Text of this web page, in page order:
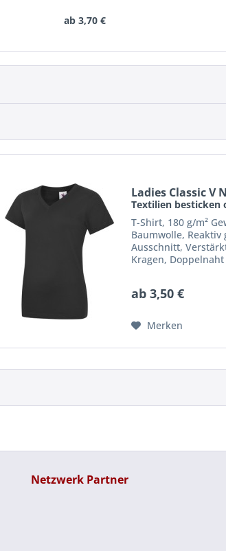
ab 3,70 €
Ladies Classic V
T-Shirt, 180 g/m²
Baumwolle, Reaktiv
Ausschnitt,
Kragen,
Einlaufen, Waschbar
ab 3,50 €
Merken
Netzwerk Partner